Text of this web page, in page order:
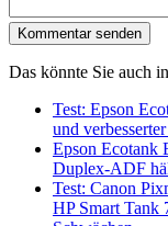
Kommentar senden
Das könnte Sie auch
Test: Epson
und
Epson Ecotank
Duplex-ADF
Test: Canon
HP Smart Tank